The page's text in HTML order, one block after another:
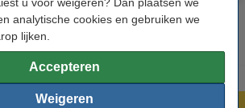
analytische cookies en gebruiken we
lijken.
Accepteren
Weigeren